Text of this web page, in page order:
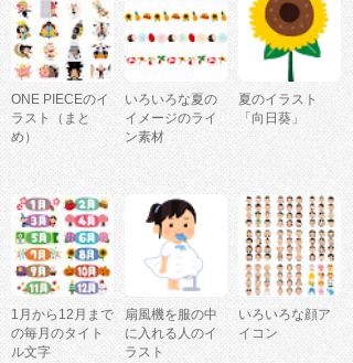
ONE PIECEのイ
ラスト（まと
め）
いろいろな夏の
イメージのライ
ン素材
夏のイラスト
「向日葵」
1月から12月まで
の毎月のタイト
ル文字
扇風機を服の中
に入れる人のイ
ラスト
いろいろな顔ア
イコン